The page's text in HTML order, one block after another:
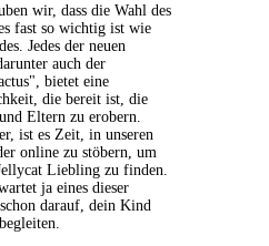
wir, dass die Wahl des
fast so wichtig ist wie
Jedes der neuen
auch der
bietet eine
die bereit ist, die
Eltern zu erobern.
ist es Zeit, in unseren
online zu stöbern, um
Liebling zu finden.
ja eines dieser
darauf, dein Kind